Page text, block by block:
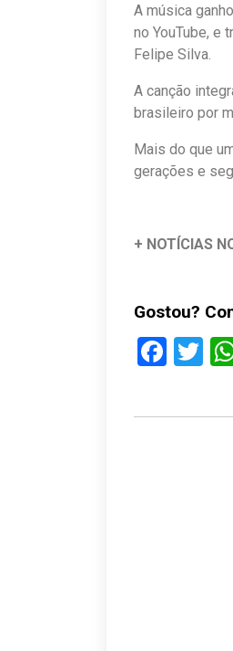
A música
no YouTube, e
Felipe Silva.
A canção
brasileiro por
Mais do que
gerações e
+ NOTÍCIAS
Gostou?